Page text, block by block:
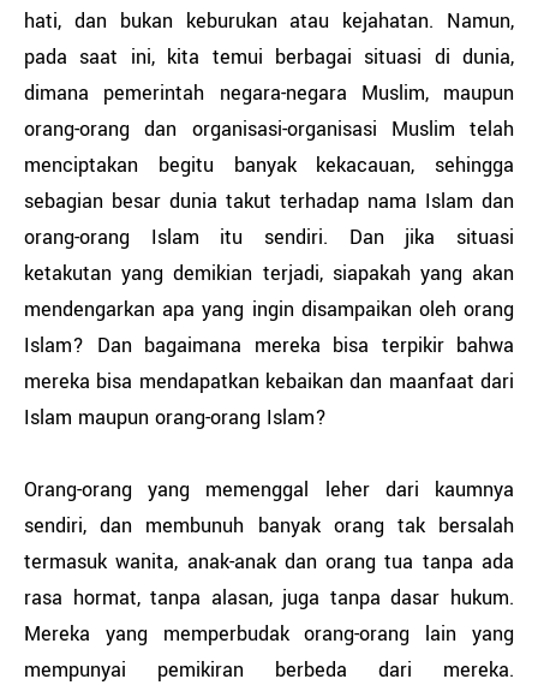
hati, dan bukan keburukan atau kejahatan. Namun,
pada saat ini, kita temui berbagai situasi di dunia,
dimana pemerintah negara-negara Muslim, maupun
orang-orang dan organisasi-organisasi Muslim telah
menciptakan begitu banyak kekacauan, sehingga
sebagian besar dunia takut terhadap nama Islam dan
orang-orang Islam itu sendiri. Dan jika situasi
ketakutan yang demikian terjadi, siapakah yang akan
mendengarkan apa yang ingin disampaikan oleh orang
Islam? Dan bagaimana mereka bisa terpikir bahwa
mereka bisa mendapatkan kebaikan dan maanfaat dari
Islam maupun orang-orang Islam?
Orang-orang yang memenggal leher dari kaumnya
sendiri, dan membunuh banyak orang tak bersalah
termasuk wanita, anak-anak dan orang tua tanpa ada
rasa hormat, tanpa alasan, juga tanpa dasar hukum.
Mereka yang memperbudak orang-orang lain yang
mempunyai pemikiran berbeda dari mereka.